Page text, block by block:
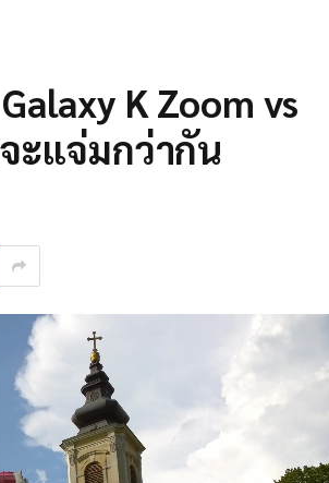
K Zoom vs
ะแจ่มกว่ากัน